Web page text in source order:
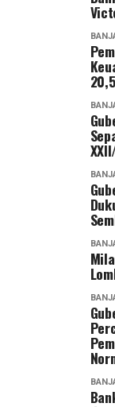
saudara kita
berpartisipasi
dinisiasi oleh
zakat, infak,
Rekening
Bank Kalsel
6500844928
6500846214
A.n Unit
Konsultasi dan
Bank Kalsel:
#Baznas
Post Views:
Sebarkan
WhatsApp